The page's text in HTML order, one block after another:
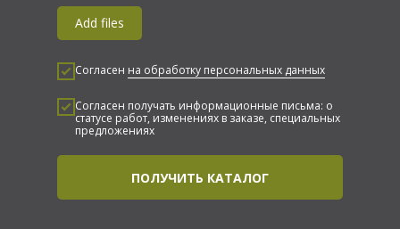
Add files
Согласен на обработку персональных данных
Согласен получать информационные письма: о
статусе работ, изменениях в заказе, специальных
предложениях
ПОЛУЧИТЬ КАТАЛОГ